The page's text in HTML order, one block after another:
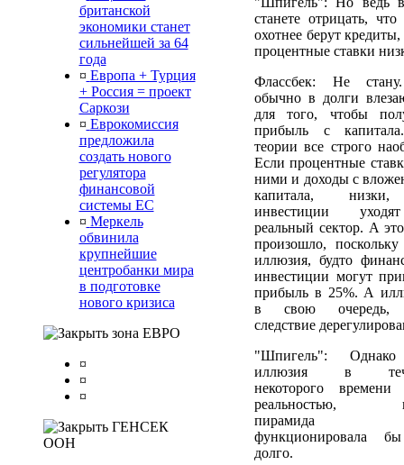
британской
экономики станет
сильнейшей за 64
года
¤ Европа + Турция
+ Россия = проект
Саркози
¤ Еврокомиссия
предложила
создать нового
регулятора
финансовой
системы ЕС
¤ Меркель
обвинила
крупнейшие
центробанки мира
в подготовке
нового кризиса
зона ЕВРО
¤
¤
¤
ГЕНСЕК
ООН
станете отрицать,
охотнее берут кредиты,
процентные ставки
Флассбек: Не
обычно в долги
для того, чтобы
прибыль с
теории все строго
Если процентные
ними и доходы с
капитала,
инвестиции
реальный сектор. А
произошло,
иллюзия, будто
инвестиции могут
прибыль в 25%. А
в свою очередь,
следствие
"Шпигель":
иллюзия в
некоторого времени
реальностью,
пирамида
функционировала
долго.